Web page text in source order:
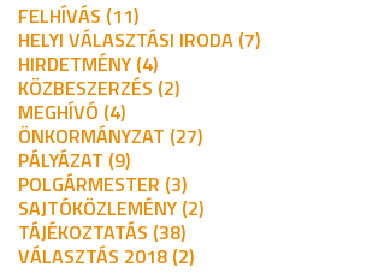
FELHÍVÁS (11)
HELYI VÁLASZTÁSI IRODA (7)
HIRDETMÉNY (4)
KÖZBESZERZÉS (2)
MEGHÍVÓ (4)
ÖNKORMÁNYZAT (27)
PÁLYÁZAT (9)
POLGÁRMESTER (3)
SAJTÓKÖZLEMÉNY (2)
TÁJÉKOZTATÁS (38)
VÁLASZTÁS 2018 (2)